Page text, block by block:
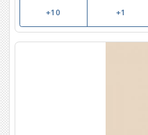
+10 +1